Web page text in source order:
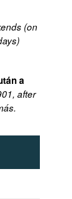
(on
a
after